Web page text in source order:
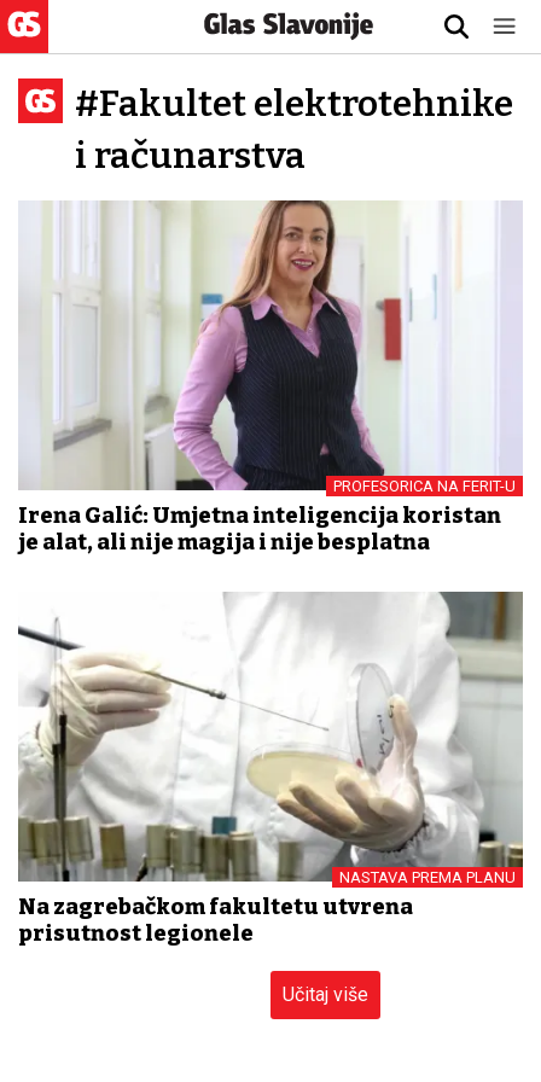
#Fakultet elektrotehnike
i računarstva
PROFESORICA NA FERIT-U
Irena Galić: Umjetna inteligencija koristan
je alat, ali nije magija i nije besplatna
NASTAVA PREMA PLANU
Na zagrebačkom fakultetu utvrđena
prisutnost legionele
Učitaj više